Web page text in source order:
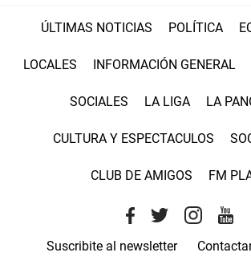
ÚLTIMAS NOTICIAS POLÍTICA
LOCALES INFORMACIÓN GENERAL
SOCIALES LA LIGA LA
CULTURA Y ESPECTACULOS
CLUB DE AMIGOS FM
Suscribite al newsletter